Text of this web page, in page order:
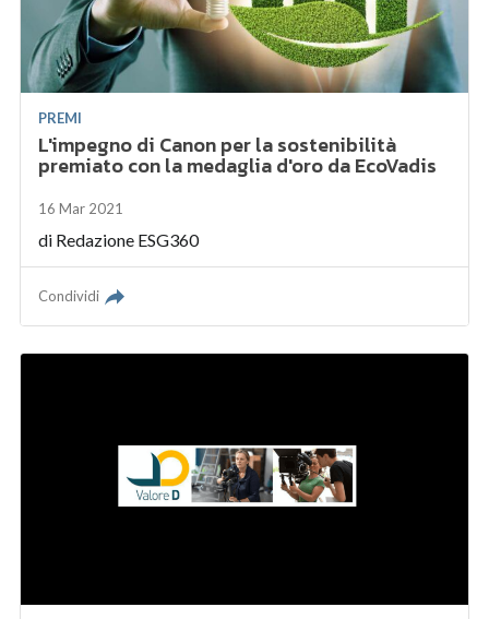
PREMI
L'impegno di Canon per la sostenibilità
premiato con la medaglia d'oro da EcoVadis
16 Mar 2021
di Redazione ESG360
Condividi